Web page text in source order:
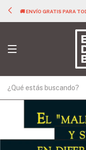
🚚 ENVÍO GRATIS PARA